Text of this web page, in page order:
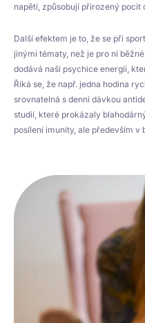
napětí, způsobují přirozený pocit
Další efektem je to, že se při
jinými tématy, než je pro ní
dodává naší psychice energii,
Říká se, že např. jedna hodina
srovnatelná s denní dávkou
studií, které prokázaly
posílení imunity, ale především v